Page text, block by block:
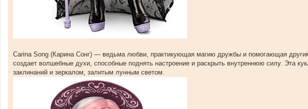
Carina Song (Карина Сонг) — ведьма любви, практикующая магию дружбы и помогающая
создает волшебные духи, способные поднять настроение и раскрыть внутреннюю силу. Эта
заклинаний и зеркалом, залитым лунным светом.